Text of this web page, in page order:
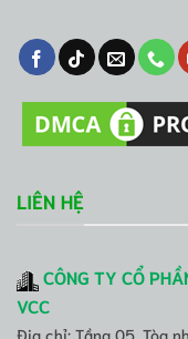
LIÊN HỆ
CÔNG TY CỔ
VCC
Địa chỉ: Tầng 05, Tòa